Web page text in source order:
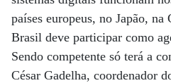
países europeus, no Japão,
Brasil deve participar como
Sendo competente só terá a
César Gadelha, coordenador